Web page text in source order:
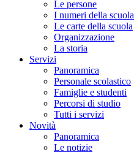
Le persone
I numeri della scuola
Le carte della scuola
Organizzazione
La storia
Servizi
Panoramica
Personale scolastico
Famiglie e studenti
Percorsi di studio
Tutti i servizi
Novità
Panoramica
Le notizie